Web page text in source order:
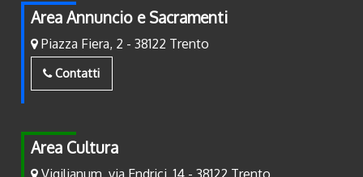
Area Annuncio e Sacramenti
Piazza Fiera, 2 - 38122 Trento
Contatti
Area Cultura
Vigilianum, via Endrici, 14 - 38122 Trento